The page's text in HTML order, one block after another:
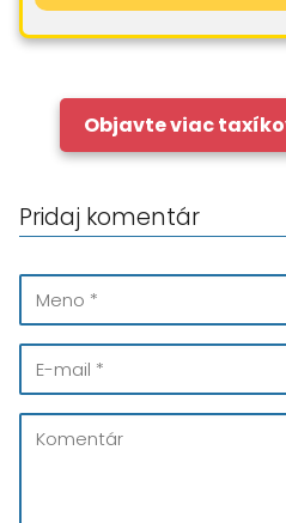
Objavte viac
Pridaj komentár